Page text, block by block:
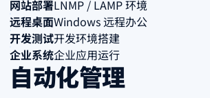
网站部署LNMP / LAMP 环境
远程桌面Windows 远程办公
开发测试开发环境搭建
企业系统企业应用运行
自动化管理